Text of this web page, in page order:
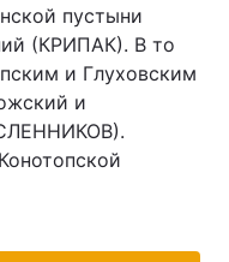
пустыни
(КРИПАК). В то
и Глуховским
и